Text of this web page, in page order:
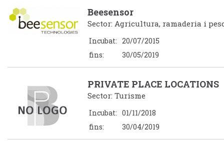
Beesensor
Sector: Agricultura, ramaderia i
Incubat: 20/07/2015
fins:
30/05/2019
PRIVATE PLACE LOCATIONS
Sector: Turisme
Incubat: 01/11/2018
fins:
30/04/2019